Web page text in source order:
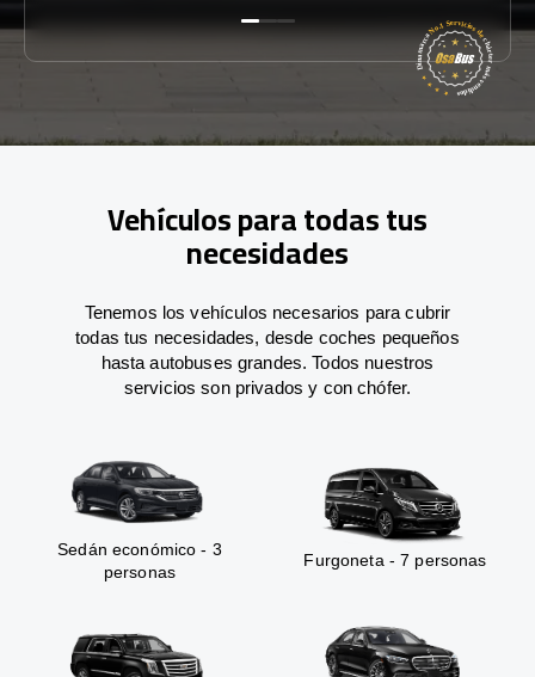
Vehículos para todas tus
necesidades
Tenemos los vehículos necesarios para cubrir
todas tus necesidades, desde coches pequeños
hasta autobuses grandes. Todos nuestros
servicios son privados y con chófer.
Sedán económico - 3
personas
Furgoneta - 7 personas